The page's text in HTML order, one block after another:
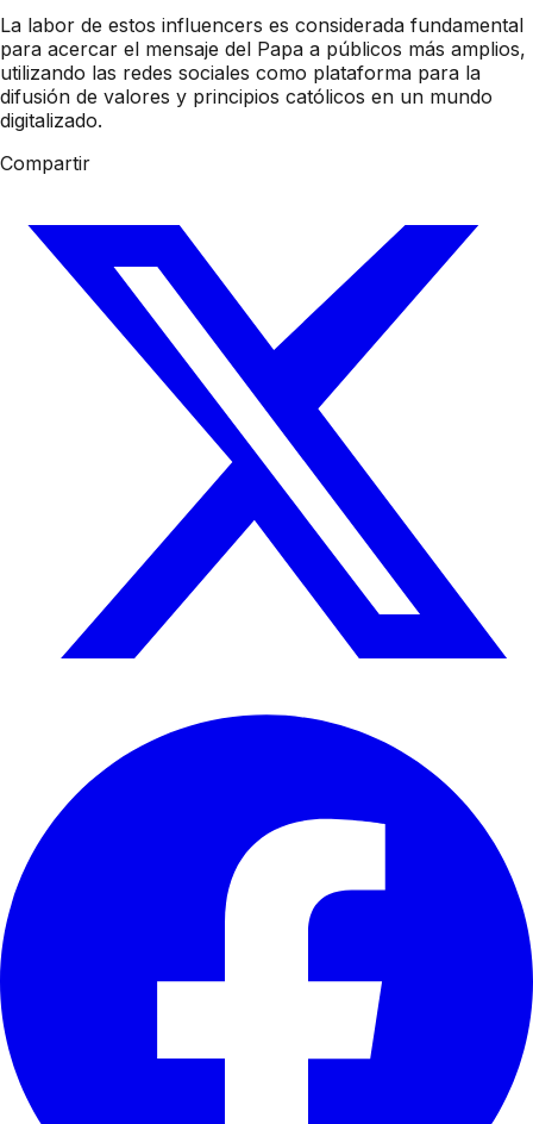
La labor de estos influencers es considerada fundamental
para acercar el mensaje del Papa a públicos más amplios,
utilizando las redes sociales como plataforma para la
difusión de valores y principios católicos en un mundo
digitalizado.
Compartir